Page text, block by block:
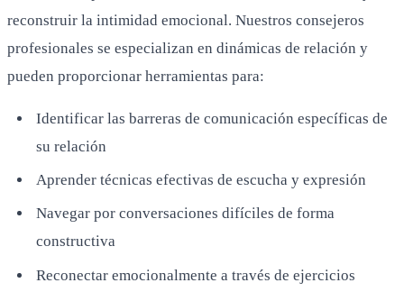
reconstruir la intimidad emocional. Nuestros consejeros
profesionales se especializan en dinámicas de relación y
pueden proporcionar herramientas para:
Identificar las barreras de comunicación específicas de
su relación
Aprender técnicas efectivas de escucha y expresión
Navegar por conversaciones difíciles de forma
constructiva
Reconectar emocionalmente a través de ejercicios